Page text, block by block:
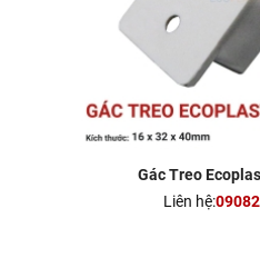
Gác Treo
Liên hệ: